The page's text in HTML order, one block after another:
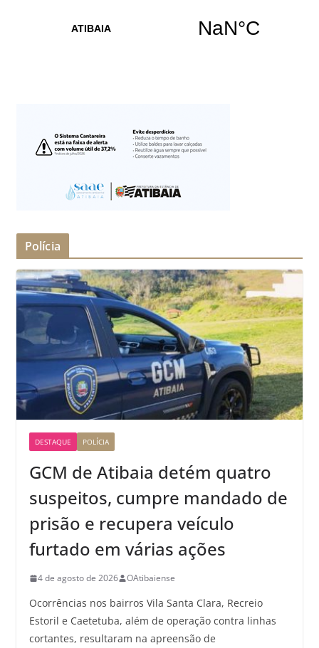
Polícia
DESTAQUE POLÍCIA
GCM de Atibaia detém quatro
suspeitos, cumpre mandado de
prisão e recupera veículo
furtado em várias ações
4 de agosto de 2026 OAtibaiense
Ocorrências nos bairros Vila Santa Clara, Recreio
Estoril e Caetetuba, além de operação contra linhas
cortantes, resultaram na apreensão de